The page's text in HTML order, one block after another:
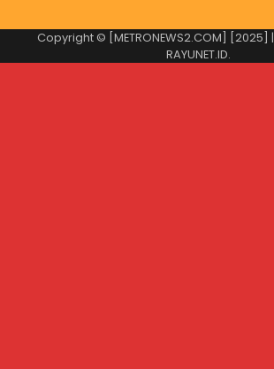
Copyright © [METRONEWS2.COM] [2025] |
RAYUNET.ID.